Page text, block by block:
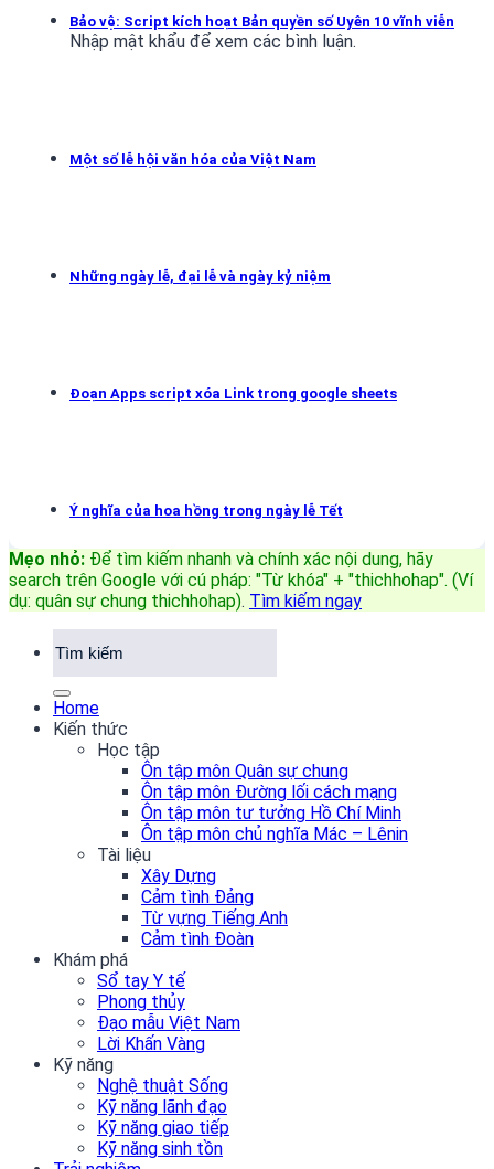
Bảo vệ: Script kích hoạt Bản quyền số Uyên 10 vĩnh viễn
Nhập mật khẩu để xem các bình luận.
Một số lễ hội văn hóa của Việt Nam
Những ngày lễ, đại lễ và ngày kỷ niệm
Đoạn Apps script xóa Link trong google sheets
Ý nghĩa của hoa hồng trong ngày lễ Tết
Mẹo nhỏ: Để tìm kiếm nhanh và chính xác nội dung, hãy
search trên Google với cú pháp: "Từ khóa" + "thichhohap". (Ví
dụ: quân sự chung thichhohap). Tìm kiếm ngay
Home
Kiến thức
Học tập
Ôn tập môn Quân sự chung
Ôn tập môn Đường lối cách mạng
Ôn tập môn tư tưởng Hồ Chí Minh
Ôn tập môn chủ nghĩa Mác – Lênin
Tài liệu
Xây Dựng
Cảm tình Đảng
Từ vựng Tiếng Anh
Cảm tình Đoàn
Khám phá
Sổ tay Y tế
Phong thủy
Đạo mẫu Việt Nam
Lời Khấn Vàng
Kỹ năng
Nghệ thuật Sống
Kỹ năng lãnh đạo
Kỹ năng giao tiếp
Kỹ năng sinh tồn